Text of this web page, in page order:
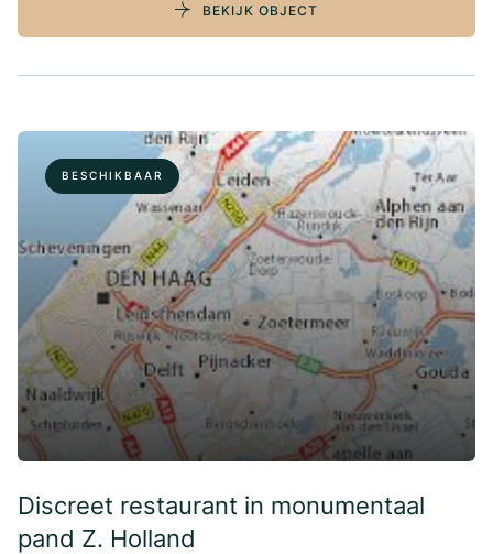
BEKIJK OBJECT
BESCHIKBAAR
Discreet restaurant in monumentaal
pand Z. Holland